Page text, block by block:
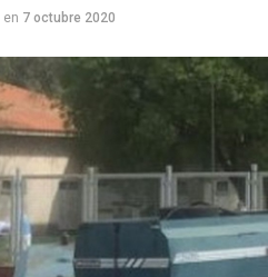
en 7 octubre 2020